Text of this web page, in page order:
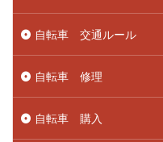
自転車 交通ルール
自転車 修理
自転車 購入